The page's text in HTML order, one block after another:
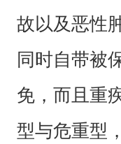
故以及恶性
同时自带被
免，而且重
型与危重型